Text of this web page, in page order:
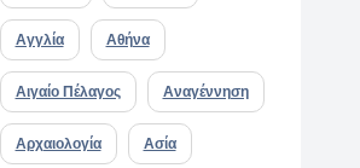
Αγγλία Αθήνα
Αιγαίο Πέλαγος Αναγέννηση
Αρχαιολογία Ασία